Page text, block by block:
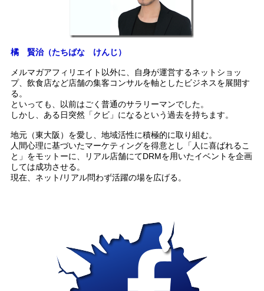
橘 賢治（たちばな けんじ）
メルマガアフィリエイト以外に、自身が運営するネットショッ
プ、飲食店など店舗の集客コンサルを軸としたビジネスを展開す
る。
といっても、以前はごく普通のサラリーマンでした。
しかし、ある日突然「クビ」になるという過去を持ちます。
地元（東大阪）を愛し、地域活性に積極的に取り組む。
人間心理に基づいたマーケティングを得意とし「人に喜ばれるこ
と」をモットーに、リアル店舗にてDRMを用いたイベントを企画
しては成功させる。
現在、ネット/リアル問わず活躍の場を広げる。